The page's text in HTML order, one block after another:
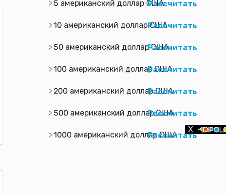
5 американский доллар СШАРассчитать
10 американский доллар СШАРассчитать
50 американский доллар СШАРассчитать
100 американский доллар СШАРассчитать
200 американский доллар США
Рассчитать
500 американский доллар США
Рассчитать
1000 американский доллар США
Рассчитать